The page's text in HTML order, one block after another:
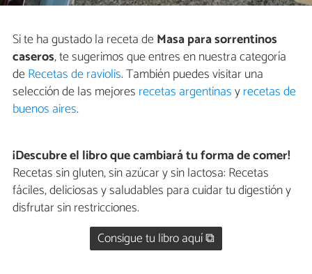
Si te ha gustado la receta deMasa para sorrentinos
caseros, te sugerimos que entres en nuestra categoría
deRecetas de raviolis. También puedes visitar una
selección de las mejores recetas argentinasyrecetas de
buenos aires.
¡Descubre el libro que cambiará tu forma de comer!
Recetas sin gluten, sin azúcar y sin lactosa: Recetas
fáciles, deliciosas y saludables para cuidar tu digestión y
disfrutar sin restricciones.
Consigue tu libro aquí ⧉